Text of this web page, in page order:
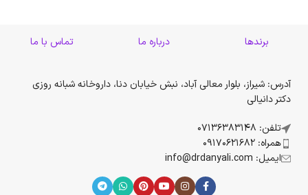
برندها درباره ما تماس با ما
آدرس: شیراز، بلوار معالی آباد، نبش خیابان دنا، داروخانه شبانه روزی
دکتر دانیالی
تلفن: 07136383148
همراه: 09170621682
ایمیل: info@drdanyali.com